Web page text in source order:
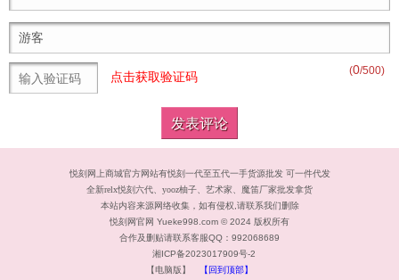
(0/500)
点击获取验证码
悦刻网上商城官方网站有悦刻一代至五代一手货源批发 可一件代发
全新relx悦刻六代、yooz柚子、艺术家、魔笛厂家批发拿货
本站内容来源网络收集，如有侵权,请联系我们删除
悦刻 网官网 Yueke998.com © 2024 版权所有
合作及删贴请联系客服QQ：992068689
湘ICP备2023017909号-2
【电脑版】
【回到顶部】